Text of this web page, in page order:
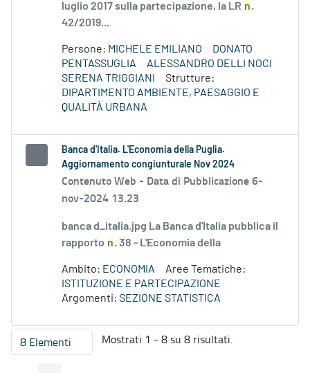
luglio 2017 sulla partecipazione, la LR n.
42/2019...
Persone: MICHELE EMILIANO
DONATO
PENTASSUGLIA
ALESSANDRO DELLI NOCI
SERENA TRIGGIANI
Strutture:
DIPARTIMENTO AMBIENTE, PAESAGGIO E
QUALITÀ URBANA
Banca d'Italia. L'Economia della Puglia.
Aggiornamento congiunturale Nov 2024
Contenuto Web - Data di Pubblicazione 6-
nov-2024 13.23
banca d_italia.jpg La Banca d'Italia pubblica il
rapporto n. 38 - L'Economia della
Ambito: ECONOMIA
Aree Tematiche:
ISTITUZIONE E PARTECIPAZIONE
Argomenti: SEZIONE STATISTICA
8 ElementiPer pagina
Mostrati 1 - 8 su 8 risultati.